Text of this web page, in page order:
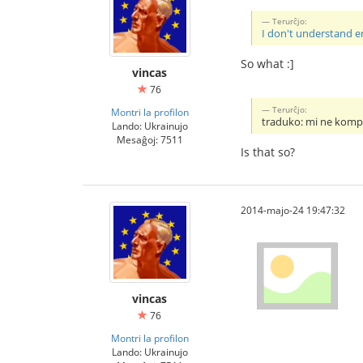
vincas
76
Montri la profilon
Lando: Ukrainujo
Mesaĝoj: 7511
Terurĉjo:
I don't understand
So what :]
Terurĉjo:
traduko: mi ne
Is that so?
vincas
76
Montri la profilon
Lando: Ukrainujo
2014-majo-24 19:47:32